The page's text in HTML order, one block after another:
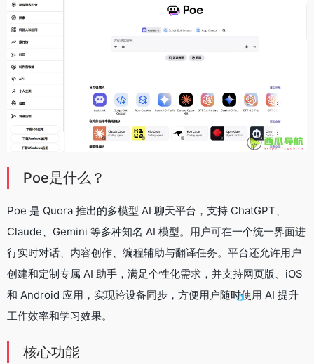
Poe是什么？
Poe 是 Quora 推出的多模型 AI 聊天平台，支持 ChatGPT、
Claude、Gemini 等多种知名 AI 模型。用户可在一个统一界面进
行实时对话、内容创作、编程辅助与翻译任务。平台还允许用户
创建和定制专属 AI 助手，满足个性化需求，并支持网页版、iOS
和 Android 应用，实现跨设备同步，方便用户随时使用 AI 提升
工作效率和学习效果。
核心功能